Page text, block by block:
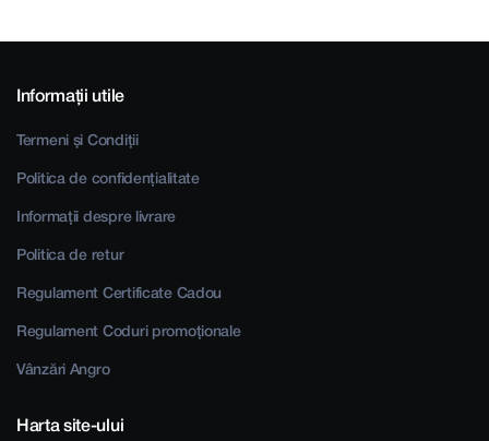
Informații utile
Termeni și Condiții
Politica de confidențialitate
Informații despre livrare
Politica de retur
Regulament Certificate Cadou
Regulament Coduri promoționale
Vânzări Angro
Harta site-ului